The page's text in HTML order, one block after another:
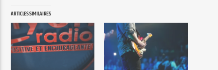
ARTICLES SIMILAIRES